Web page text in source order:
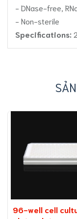
- DNase-free,
- Non-sterile
Specifications:
96-well cell